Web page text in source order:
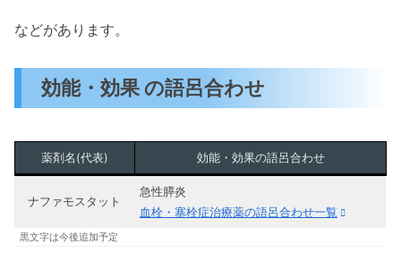
などがあります。
効能・効果 の語呂合わせ
薬剤名(代表) 効能・効果の語呂合わせ
ナファモスタット
急性膵炎
血栓・塞栓症治療薬の語呂合わせ一覧
黒文字は今後追加予定